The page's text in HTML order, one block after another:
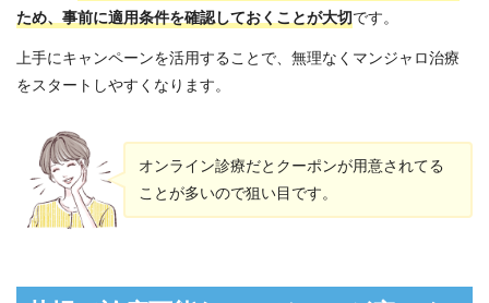
ため、事前に適用条件を確認しておくことが大切です。
上手にキャンペーンを活用することで、無理なくマンジャロ治療
をスタートしやすくなります。
オンライン診療だとクーポンが用意されてる
ことが多いので狙い目です。